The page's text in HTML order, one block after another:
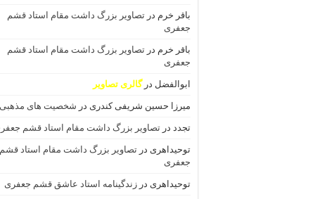
باقر خرم در تصاویر بزرگ داشت مقام استاد قشم
جعفری
باقر خرم در تصاویر بزرگ داشت مقام استاد قشم
جعفری
ابوالفضل درگالری تصاویر
میرزا حسین شریفی کندری در شخصیت های مذهبی
تجدد در تصاویر بزرگ داشت مقام استاد قشم
توحیداهری در تصاویر بزرگ داشت مقام استاد قشم
جعفری
توحیداهری در زندگینامه استاد عاشق قشم جعفری